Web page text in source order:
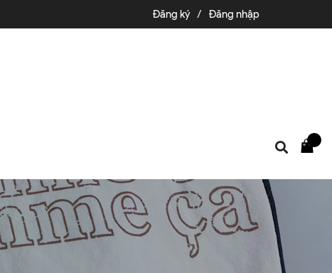
Đăng ký / Đăng nhập